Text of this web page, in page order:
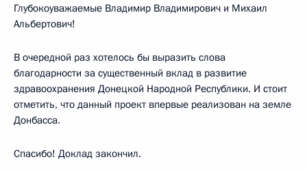
Глубокоуважаемые Владимир Владимирович и Михаил
Альбертович!
В очередной раз хотелось бы выразить слова
благодарности за существенный вклад в развитие
здравоохранения Донецкой Народной Республики. И стоит
отметить, что данный проект впервые реализован на земле
Донбасса.
Спасибо! Доклад закончил.